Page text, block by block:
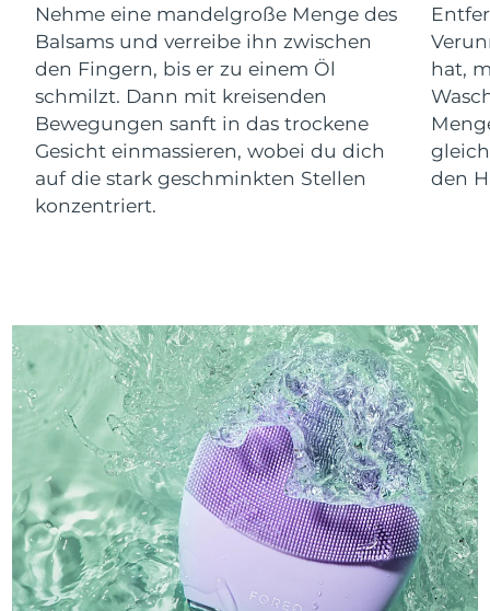
Nehme eine mandelgroße Menge des
Balsams und verreibe ihn zwischen
den Fingern, bis er zu einem Öl
schmilzt. Dann mit kreisenden
Bewegungen sanft in das trockene
Gesicht einmassieren, wobei du dich
auf die stark geschminkten Stellen
konzentriert.
hat,
den